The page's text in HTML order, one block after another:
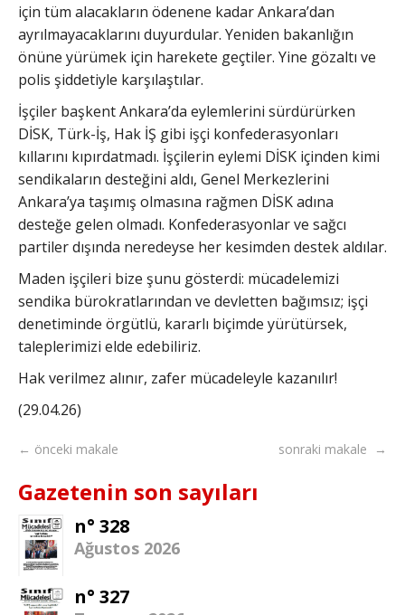
için tüm alacakların ödenene kadar Ankara’dan
ayrılmayacaklarını duyurdular. Yeniden bakanlığın
önüne yürümek için harekete geçtiler. Yine gözaltı ve
polis şiddetiyle karşılaştılar.
İşçiler başkent Ankara’da eylemlerini sürdürürken
DİSK, Türk-İş, Hak İŞ gibi işçi konfederasyonları
kıllarını kıpırdatmadı. İşçilerin eylemi DİSK içinden kimi
sendikaların desteğini aldı, Genel Merkezlerini
Ankara’ya taşımış olmasına rağmen DİSK adına
desteğe gelen olmadı. Konfederasyonlar ve sağcı
partiler dışında neredeyse her kesimden destek aldılar.
Maden işçileri bize şunu gösterdi: mücadelemizi
sendika bürokratlarından ve devletten bağımsız; işçi
denetiminde örgütlü, kararlı biçimde yürütürsek,
taleplerimizi elde edebiliriz.
Hak verilmez alınır, zafer mücadeleyle kazanılır!
(29.04.26)
← önceki makale sonraki makale →
Gazetenin son sayıları
n° 328
Ağustos 2026
n° 327